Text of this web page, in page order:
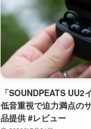
「SOUNDPEATS UU2
低音重視で迫力満点の
品提供 #レビュー